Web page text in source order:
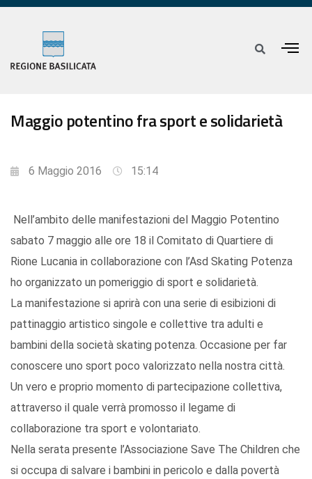
Maggio potentino fra sport e solidarietà
6 Maggio 2016 15:14
Nell’ambito delle manifestazioni del Maggio Potentino
sabato 7 maggio alle ore 18 il Comitato di Quartiere di
Rione Lucania in collaborazione con l’Asd Skating Potenza
ho organizzato un pomeriggio di sport e solidarietà.
La manifestazione si aprirà con una serie di esibizioni di
pattinaggio artistico singole e collettive tra adulti e
bambini della società skating potenza. Occasione per far
conoscere uno sport poco valorizzato nella nostra città.
Un vero e proprio momento di partecipazione collettiva,
attraverso il quale verrà promosso il legame di
collaborazione tra sport e volontariato.
Nella serata presente l’Associazione Save The Children che
si occupa di salvare i bambini in pericolo e dalla povertà